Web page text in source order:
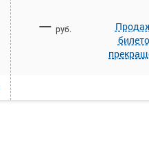
— руб.